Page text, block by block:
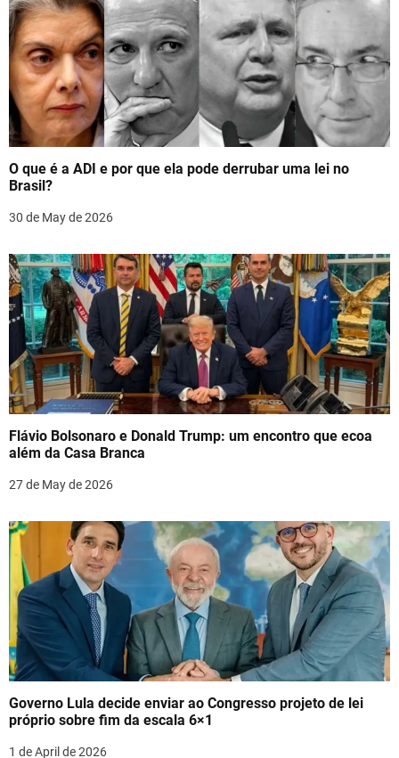
v
i
g
a
t
i
o
n
O que é a ADI e por que ela pode derrubar uma lei no
Brasil?
30 de May de 2026
Flávio Bolsonaro e Donald Trump: um encontro que ecoa
além da Casa Branca
27 de May de 2026
Governo Lula decide enviar ao Congresso projeto de lei
próprio sobre fim da escala 6×1
1 de April de 2026